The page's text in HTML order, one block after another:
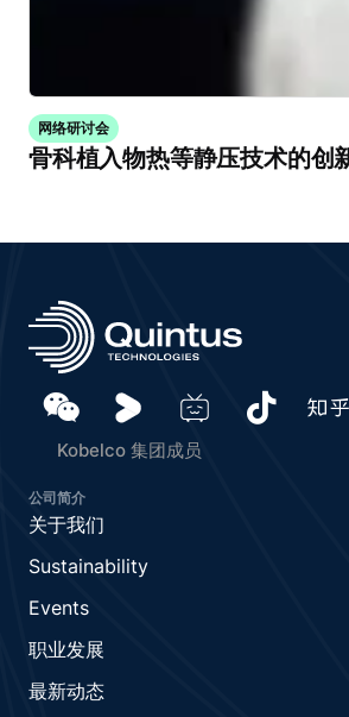
网络研讨会
骨科植入物热等静压技术的创
Kobelco 集团成员
公司简介
关于我们
Sustainability
Events
职业发展
最新动态